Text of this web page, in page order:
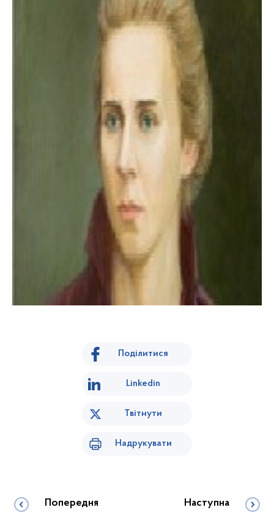
Поділитися
Linkedin
Твітнути
Надрукувати
Попередня Наступна